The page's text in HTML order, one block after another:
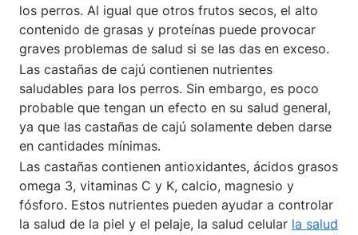
los perros. Al igual que otros frutos secos, el alto
contenido de grasas y proteínas puede provocar
graves problemas de salud si se las das en exceso.
Las castañas de cajú contienen nutrientes
saludables para los perros. Sin embargo, es poco
probable que tengan un efecto en su salud general,
ya que las castañas de cajú solamente deben darse
en cantidades mínimas.
Las castañas contienen antioxidantes, ácidos grasos
omega 3, vitaminas C y K, calcio, magnesio y
fósforo. Estos nutrientes pueden ayudar a controlar
la salud de la piel y el pelaje, la salud celular la salud